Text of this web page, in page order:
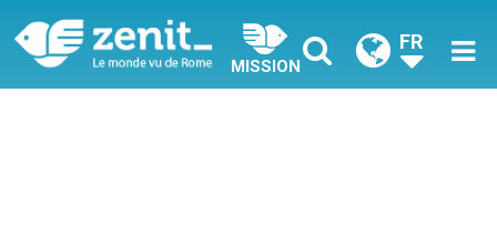
MISSION
FR